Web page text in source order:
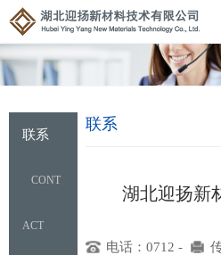
联系
CONT
ACT
联系
湖北迎扬新
电话：0712 -